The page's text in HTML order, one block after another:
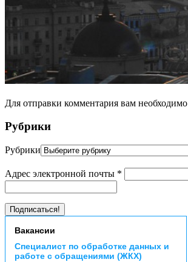
Для отправки комментария вам необходимо
Рубрики
Рубрики
Адрес электронной почты *
Вакансии
Специалист по обработке данных и
работе с обращениями (ЖКХ)